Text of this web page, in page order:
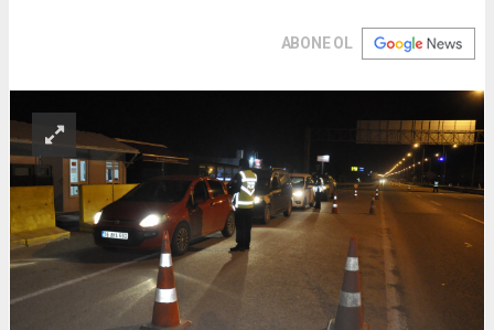
ABONE OL